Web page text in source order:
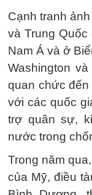
Cạnh tranh
và Trung
Nam Á và ở
Washington
quan chức
với các quốc
trợ quân sự,
nước trong
Trong năm
của Mỹ, điều